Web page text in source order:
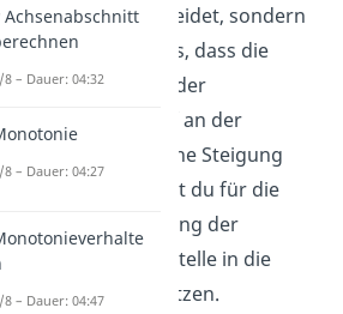
f nicht schneidet, sondern
berührt, heißt das, dass die
und der
von f an der
die gleiche Steigung
Deshalb musst du für die
der Steigung der
die Wendestelle in die
Ableitung einsetzen.
Achsenabschnitt
8 – Dauer: 04:32
8 – Dauer: 04:27
8 – Dauer: 04:47